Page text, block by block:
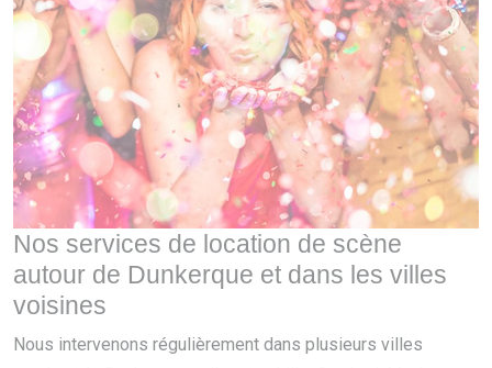
Nos services de location de scène
autour de Dunkerque et dans les villes
voisines
Nous intervenons régulièrement dans plusieurs villes